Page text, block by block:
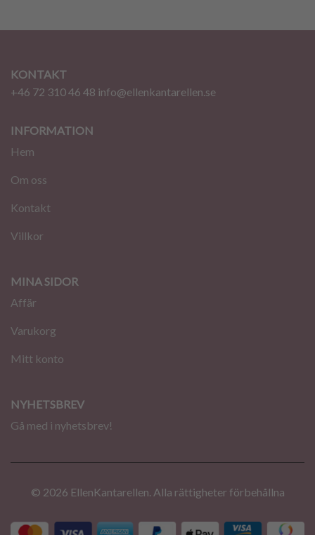
KONTAKT
+46 72 310 46 48 info@ellenkantarellen.se
INFORMATION
Hem
Om oss
Kontakt
Villkor
MINA SIDOR
Affär
Varukorg
Mitt konto
NYHETSBREV
Gå med i nyhetsbrev!
© 2026 EllenKantarellen. Alla rättigheter förbehållna